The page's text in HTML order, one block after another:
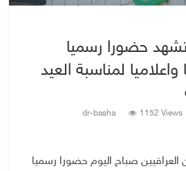
حضورا رسميا
واعلاميا لمناسبة العيد
dr-basha 1152 Views
صباح اليوم حضورا رسميا